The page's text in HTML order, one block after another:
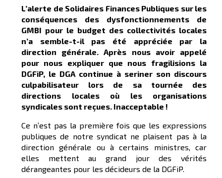
L’alerte de Solidaires Finances Publiques sur les
conséquences des dysfonctionnements de
GMBI pour le budget des collectivités locales
n’a semble-t-il pas été appréciée par la
direction générale. Après nous avoir appelé
pour nous expliquer que nous fragilisions la
DGFiP, le DGA continue à seriner son discours
culpabilisateur lors de sa tournée des
directions locales où les organisations
syndicales sont reçues. Inacceptable !
Ce n’est pas la première fois que les expressions
publiques de notre syndicat ne plaisent pas à la
direction générale ou à certains ministres, car
elles mettent au grand jour des vérités
dérangeantes pour les décideurs de la DGFiP.